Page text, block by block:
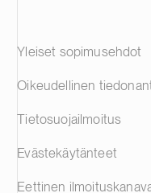
Yleiset sopimusehdot
Oikeudellinen
Tietosuojailmoitus
Evästekäytänteet
Eettinen